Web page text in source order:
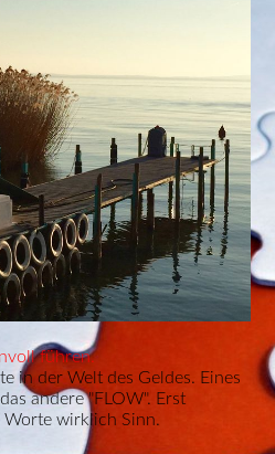
führen.
in der Welt des Geldes. Eines
andere "FLOW". Erst
Worte wirklich Sinn.